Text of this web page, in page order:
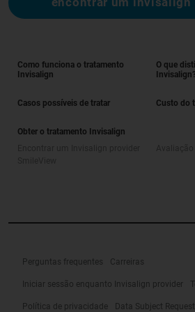
Como funciona o tratamento
Invisalign
O que
Invisalign?
Casos possíveis de tratar Custo do
Obter o tratamento Invisalign
Perguntas frequentes Carreiras
Iniciar sessão enquanto Invisalign provider
Política de privacidade Data Subject Request